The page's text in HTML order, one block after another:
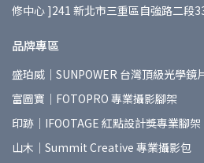
修中心 ]241 新北市三重區自強路二段
品牌專區
盛珀威｜SUNPOWER 台灣頂級光學鏡
富圖寶｜FOTOPRO 專業攝影腳架
印跡｜IFOOTAGE 紅點設計獎專業腳架
山木｜Summit Creative 專業攝影包